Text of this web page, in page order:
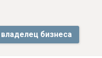
бизнеса